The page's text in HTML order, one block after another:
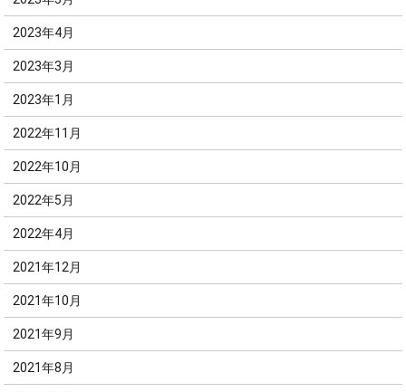
2023年4月
2023年3月
2023年1月
2022年11月
2022年10月
2022年5月
2022年4月
2021年12月
2021年10月
2021年9月
2021年8月